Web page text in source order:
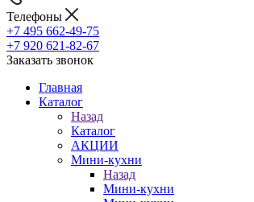
Телефоны
+7 495 662-49-75
+7 920 621-82-67
Заказать звонок
Главная
Каталог
Назад
Каталог
АКЦИИ
Мини-кухни
Назад
Мини-кухни